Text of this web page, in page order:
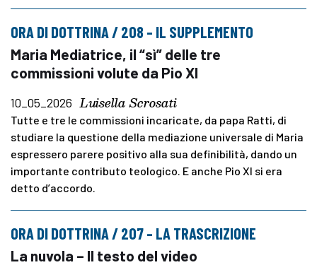
ORA DI DOTTRINA / 208 – IL SUPPLEMENTO
Maria Mediatrice, il “sì” delle tre
commissioni volute da Pio XI
10_05_2026 Luisella Scrosati
Tutte e tre le commissioni incaricate, da papa Ratti, di
studiare la questione della mediazione universale di Maria
espressero parere positivo alla sua definibilità, dando un
importante contributo teologico. E anche Pio XI si era
detto d’accordo.
ORA DI DOTTRINA / 207 – LA TRASCRIZIONE
La nuvola – Il testo del video